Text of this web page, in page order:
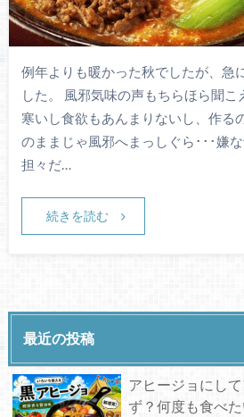
例年よりも暖かった秋でしたが、急
した。 風邪気味の声もちらほら聞こ
寒いし食欲もあんまりないし、作る
のままじゃ風邪へまっしぐら･･･嫌
担々だ…
続きを読む
最近の投稿
アヒージョにし
ず？何度も食べ